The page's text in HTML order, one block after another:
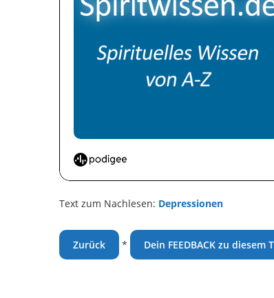
Text zum Nachlesen: Depressionen
Zurück * Dein FEEDBACK zu diesem